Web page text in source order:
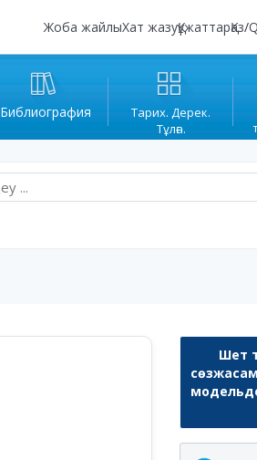
Жоба жайлыХат жазуҚұжаттарҚаз/
Библиография
Тарих. Дерек.
Тұлға.
Шет